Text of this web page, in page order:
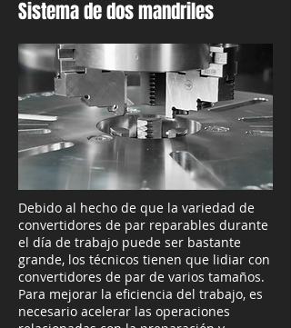
​Sistema de dos mandriles
Debido al hecho de que la variedad de
convertidores de par reparables durante
el día de trabajo puede ser bastante
grande, los técnicos tienen que lidiar con
convertidores de par de varios tamaños.
Para mejorar la eficiencia del trabajo, es
necesario acelerar las operaciones